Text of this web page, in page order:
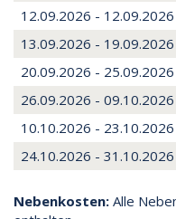
12.09.2026 - 12.09.2026
13.09.2026 - 19.09.2026
20.09.2026 - 25.09.2026
26.09.2026 - 09.10.2026
10.10.2026 - 23.10.2026
24.10.2026 - 31.10.2026
Nebenkosten: Alle